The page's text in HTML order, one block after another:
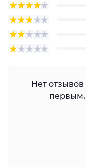
Нет отзывов
первым,